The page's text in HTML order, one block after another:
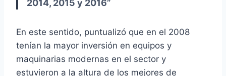
2014, 2015 y 2016”
En este sentido, puntualizó que en el 2008
tenían la mayor inversión en equipos y
maquinarias modernas en el sector y
estuvieron a la altura de los mejores de